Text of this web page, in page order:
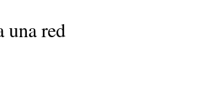
una red